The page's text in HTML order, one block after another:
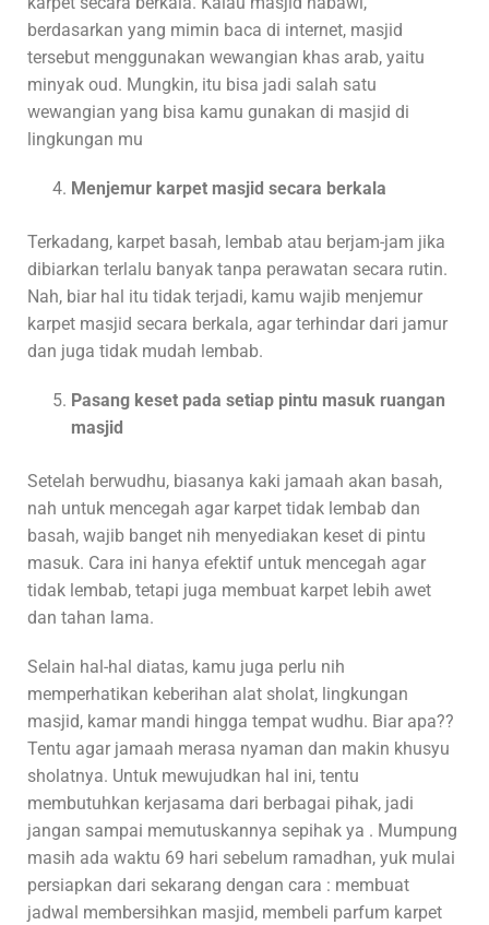
berdasarkan yang mimin baca di internet, masjid
tersebut menggunakan wewangian khas arab, yaitu
minyak oud. Mungkin, itu bisa jadi salah satu
wewangian yang bisa kamu gunakan di masjid di
lingkungan mu
Menjemur karpet masjid secara berkala
Terkadang, karpet basah, lembab atau berjam-jam jika
dibiarkan terlalu banyak tanpa perawatan secara rutin.
Nah, biar hal itu tidak terjadi, kamu wajib menjemur
karpet masjid secara berkala, agar terhindar dari jamur
dan juga tidak mudah lembab.
Pasang keset pada setiap pintu masuk ruangan
masjid
Setelah berwudhu, biasanya kaki jamaah akan basah,
nah untuk mencegah agar karpet tidak lembab dan
basah, wajib banget nih menyediakan keset di pintu
masuk. Cara ini hanya efektif untuk mencegah agar
tidak lembab, tetapi juga membuat karpet lebih awet
dan tahan lama.
Selain hal-hal diatas, kamu juga perlu nih
memperhatikan keberihan alat sholat, lingkungan
masjid, kamar mandi hingga tempat wudhu. Biar apa??
Tentu agar jamaah merasa nyaman dan makin khusyu
sholatnya. Untuk mewujudkan hal ini, tentu
membutuhkan kerjasama dari berbagai pihak, jadi
jangan sampai memutuskannya sepihak ya . Mumpung
masih ada waktu 69 hari sebelum ramadhan, yuk mulai
persiapkan dari sekarang dengan cara : membuat
jadwal membersihkan masjid, membeli parfum karpet